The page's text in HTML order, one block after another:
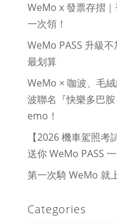
WeMo x 發票存摺
一次領！
WeMo PASS 升級
最划算
WeMo × 咖波、毛
波聯名『快樂多巴
emo！
【2026 機車駕照考
送你 WeMo PASS
第一次騎 WeMo 就
Categories